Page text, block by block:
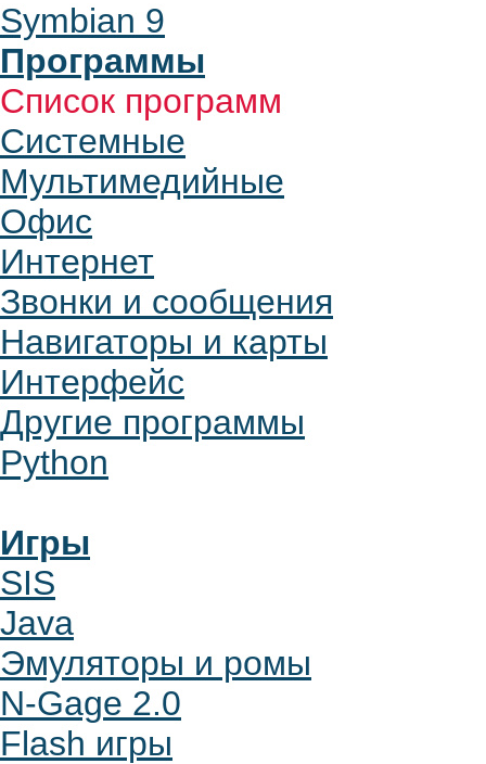
Symbian 9
Программы
Список программ
Системные
Мультимедийные
Офис
Интернет
Звонки и сообщения
Навигаторы и карты
Интерфейс
Другие программы
Python
Игры
SIS
Java
Эмуляторы и ромы
N-Gage 2.0
Flash игры